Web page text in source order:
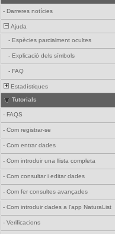
- Darreres notícies
Ajuda
- Espècies parcialment ocultes
- Explicació dels símbols
- FAQ
Estadístiques
Tutorials
- FAQS
- Com registrar-se
- Com entrar dades
- Com introduir una llista completa
- Com consultar i editar dades
- Com fer consultes avançades
- Com introduir dades a l'app NaturaList
- Verificacions